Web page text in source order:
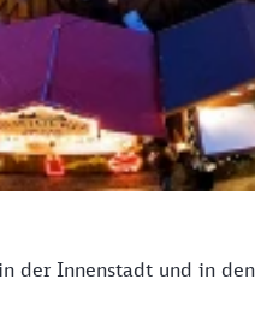
der Innenstadt und in